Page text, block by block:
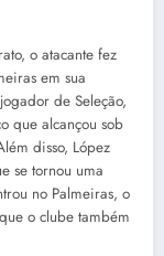
o atacante fez
em sua
de Seleção,
que alcançou sob
disso, López
se tornou uma
no Palmeiras, o
o clube também